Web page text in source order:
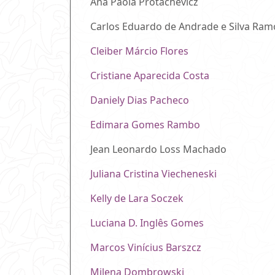
Carlos Eduardo de Andrade e Silva
Cleiber Márcio Flores
Cristiane Aparecida Costa
Daniely Dias Pacheco
Edimara Gomes Rambo
Jean Leonardo Loss Machado
Juliana Cristina Viecheneski
Kelly de Lara Soczek
Luciana D. Inglês Gomes
Marcos Vinícius Barszcz
Milena Dombrowski